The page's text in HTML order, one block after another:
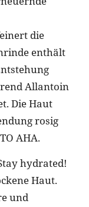
die
enthält
Allantoin
Die Haut
rosig
AHA.
hydrated!
Haut.
und